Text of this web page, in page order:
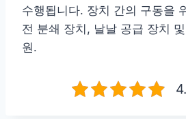
수행됩니다. 장치 간의 구동을
전 분쇄 장치, 날날 공급 장치
원.